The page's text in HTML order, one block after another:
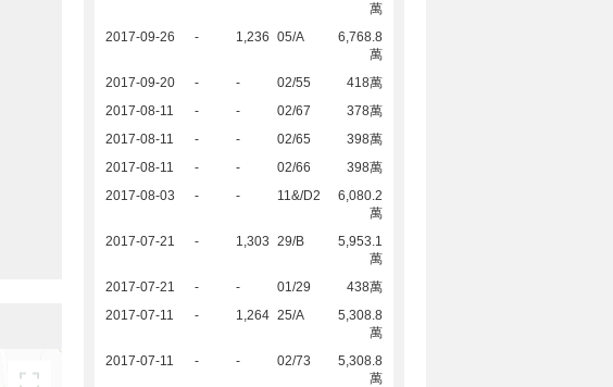
萬
2017-09-26
- 1,236 05/A
6,768.8
萬
2017-09-20
- - 02/55
418萬
2017-08-11
- - 02/67
378萬
2017-08-11
- - 02/65
398萬
2017-08-11
- - 02/66
398萬
2017-08-03
- - 11&/D2
6,080.2
萬
2017-07-21
- 1,303 29/B
5,953.1
萬
2017-07-21
- - 01/29
438萬
2017-07-11
- 1,264 25/A
5,308.8
萬
2017-07-11
- - 02/73
5,308.8
萬